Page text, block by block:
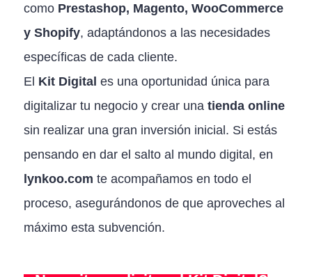
como Prestashop, Magento, WooCommerce
y Shopify, adaptándonos a las necesidades
específicas de cada cliente.
El Kit Digital es una oportunidad única para
digitalizar tu negocio y crear una tienda online
sin realizar una gran inversión inicial. Si estás
pensando en dar el salto al mundo digital, en
lynkoo.com te acompañamos en todo el
proceso, asegurándonos de que aproveches al
máximo esta subvención.